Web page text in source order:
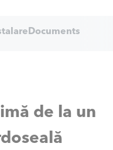
Documents
de la un